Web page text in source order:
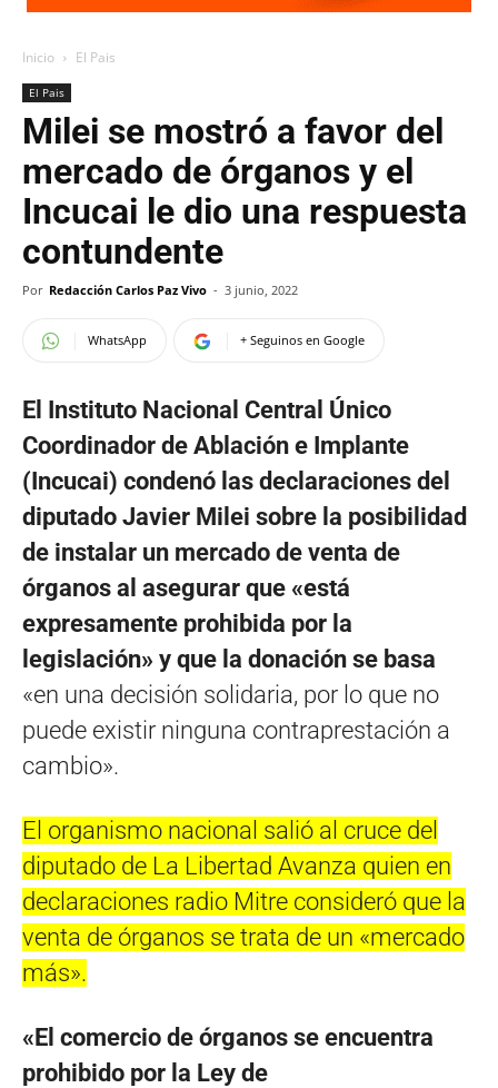
Inicio El Pais
El Pais
Milei se mostró a favor del
mercado de órganos y el
Incucai le dio una respuesta
contundente
Por Redacción Carlos Paz Vivo - 3 junio, 2022
WhatsApp + Seguinos en Google
El Instituto Nacional Central Único
Coordinador de Ablación e Implante
(Incucai) condenó las declaraciones del
diputado Javier Milei sobre la posibilidad
de instalar un mercado de venta de
órganos al asegurar que «está
expresamente prohibida por la
legislación» y que la donación se basa
«en una decisión solidaria, por lo que no
puede existir ninguna contraprestación a
cambio».
El organismo nacional salió al cruce del
diputado de La Libertad Avanza quien en
declaraciones radio Mitre consideró que la
venta de órganos se trata de un «mercado
más».
«El comercio de órganos se encuentra
prohibido por la Ley de